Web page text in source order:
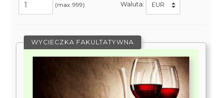
(max. 999) Waluta:
WYCIECZKA FAKULTATYWNA